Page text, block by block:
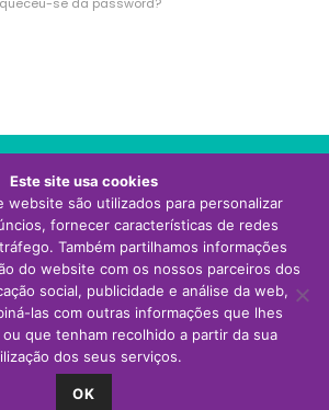
se da password?
o site da Thermor Portugal
©Atlantic
Este site usa cookies
website são utilizados para personalizar
fornecer características de redes
Também partilhamos informações
do website com os nossos parceiros dos
social, publicidade e análise da web,
las com outras informações que lhes
que tenham recolhido a partir da sua
dos seus serviços.
OK